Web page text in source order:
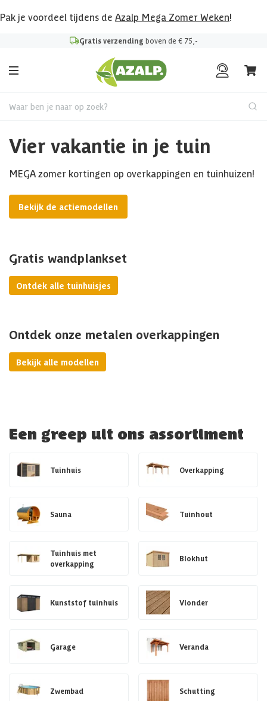
Pak je voordeel tijdens de Azalp Mega Zomer Weken!
Gratis verzending boven de € 75,-
Waar ben je naar op zoek?
Vier vakantie in je tuin
MEGA zomer kortingen op overkappingen en tuinhuizen!
Bekijk de actiemodellen
Gratis wandplankset
Ontdek alle tuinhuisjes
Ontdek onze metalen overkappingen
Bekijk alle modellen
Een greep uit ons assortiment
Tuinhuis Overkapping
Sauna Tuinhout
Tuinhuis met
overkapping
Blokhut
Kunststof tuinhuis Vlonder
Garage Veranda
Zwembad Schutting